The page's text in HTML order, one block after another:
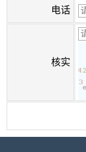
电话
核实